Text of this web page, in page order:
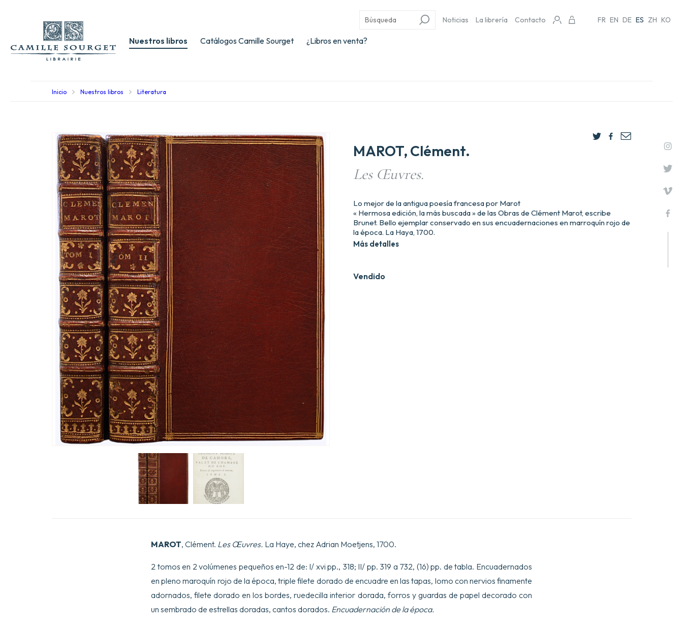
Nuestros libros Catálogos Camille Sourget ¿Libros en venta?
Noticias La librería Contacto FR EN DE ES ZH KO
Inicio Nuestros libros Literatura
MAROT, Clément.
Les Œuvres.
Vendido
Lo mejor de la antigua poesía francesa por Marot
« Hermosa edición, la más buscada » de las Obras de Clément Marot, escribe
Brunet. Bello ejemplar conservado en sus encuadernaciones en marroquín rojo de
la época. La Haya, 1700.
Más detalles
MAROT, Clément. Les Œuvres. La Haye, chez Adrian Moetjens, 1700.
2 tomos en 2 volúmenes pequeños en-12 de: I/ xvi pp., 318; II/ pp. 319 a 732, (16) pp. de tabla. Encuadernados
en pleno maroquín rojo de la época, triple filete dorado de encuadre en las tapas, lomo con nervios finamente
adornados, filete dorado en los bordes, ruedecilla interior dorada, forros y guardas de papel decorado con
un sembrado de estrellas doradas, cantos dorados. Encuadernación de la época.